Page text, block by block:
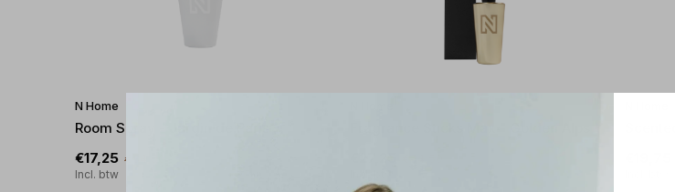
N Home
Room Spray - Jardin de Paris
€17,25 €34,50
Incl. btw